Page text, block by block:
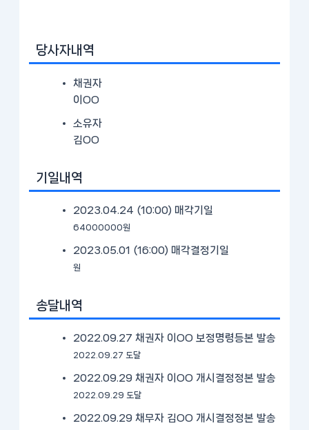
당사자내역
채권자
이OO
소유자
김OO
기일내역
2023.04.24 (10:00) 매각기일
64000000원
2023.05.01 (16:00) 매각결정기일
원
송달내역
2022.09.27 채권자 이OO 보정명령등본 발송
2022.09.27 도달
2022.09.29 채권자 이OO 개시결정정본 발송
2022.09.29 도달
2022.09.29 채무자 김OO 개시결정정본 발송